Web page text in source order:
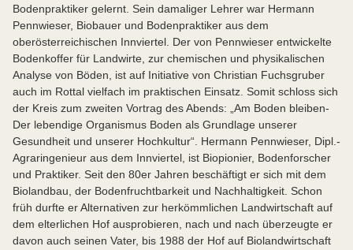
Bodenpraktiker gelernt. Sein damaliger Lehrer war Hermann
Pennwieser, Biobauer und Bodenpraktiker aus dem
oberösterreichischen Innviertel. Der von Pennwieser entwickelte
Bodenkoffer für Landwirte, zur chemischen und physikalischen
Analyse von Böden, ist auf Initiative von Christian Fuchsgruber
auch im Rottal vielfach im praktischen Einsatz. Somit schloss sich
der Kreis zum zweiten Vortrag des Abends: „Am Boden bleiben-
Der lebendige Organismus Boden als Grundlage unserer
Gesundheit und unserer Hochkultur“. Hermann Pennwieser, Dipl.-
Agraringenieur aus dem Innviertel, ist Biopionier, Bodenforscher
und Praktiker. Seit den 80er Jahren beschäftigt er sich mit dem
Biolandbau, der Bodenfruchtbarkeit und Nachhaltigkeit. Schon
früh durfte er Alternativen zur herkömmlichen Landwirtschaft auf
dem elterlichen Hof ausprobieren, nach und nach überzeugte er
davon auch seinen Vater, bis 1988 der Hof auf Biolandwirtschaft